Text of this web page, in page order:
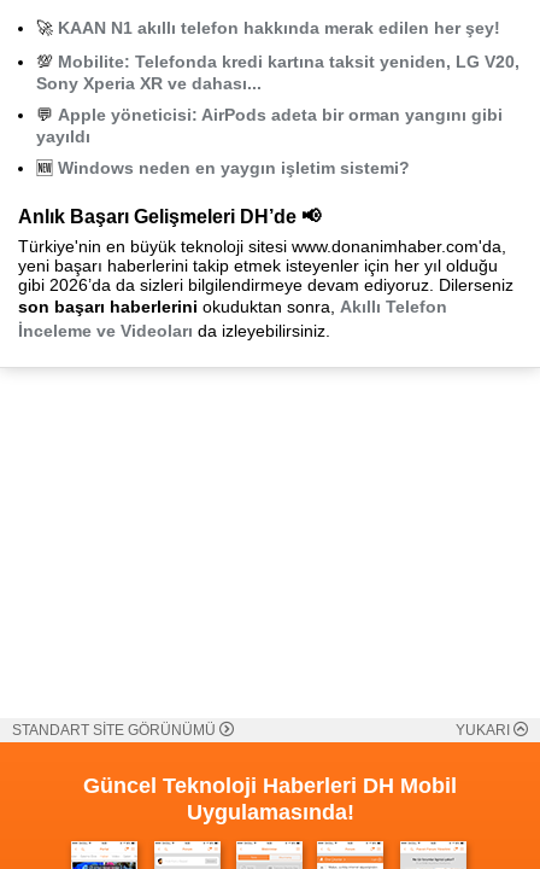
🚀 KAAN N1 akıllı telefon hakkında merak edilen her şey!
💯 Mobilite: Telefonda kredi kartına taksit yeniden, LG V20,
Sony Xperia XR ve dahası...
💬 Apple yöneticisi: AirPods adeta bir orman yangını gibi
yayıldı
🆕 Windows neden en yaygın işletim sistemi?
Anlık Başarı Gelişmeleri DH’de 📢
Türkiye'nin en büyük teknoloji sitesi www.donanimhaber.com'da,
yeni başarı haberlerini takip etmek isteyenler için her yıl olduğu
gibi 2026’da da sizleri bilgilendirmeye devam ediyoruz. Dilerseniz
son başarı haberlerini okuduktan sonra, Akıllı Telefon
İnceleme ve Videoları da izleyebilirsiniz.
STANDART SİTE GÖRÜNÜMÜ YUKARI
Güncel Teknoloji Haberleri DH Mobil
Uygulamasında!